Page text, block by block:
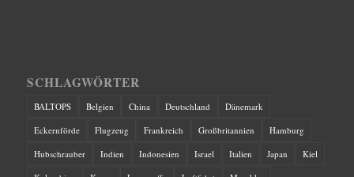
SCHLAGWÖRTER
BALTOPS Belgien China Deutschland
Dänemark
Eckernförde
Flugzeug Frankreich Großbritannien
Hamburg
Hubschrauber
Indien Indonesien Israel Italien Japan
Kiel